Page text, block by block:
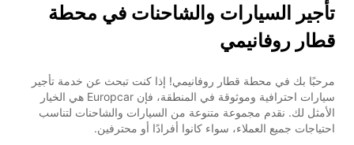
تأجير السيارات والشاحنات في محطة
قطار روفانيمي
مرحبًا بك في محطة قطار روفانيمي! إذا كنت تبحث عن خدمة تأجير
سيارات احترافية وموثوقة في المنطقة، فإن Europcar هي الخيار
الأمثل لك. نقدم مجموعة متنوعة من السيارات والشاحنات لتناسب
احتياجات جميع العملاء، سواء كانوا أفرادًا أو محترفين.